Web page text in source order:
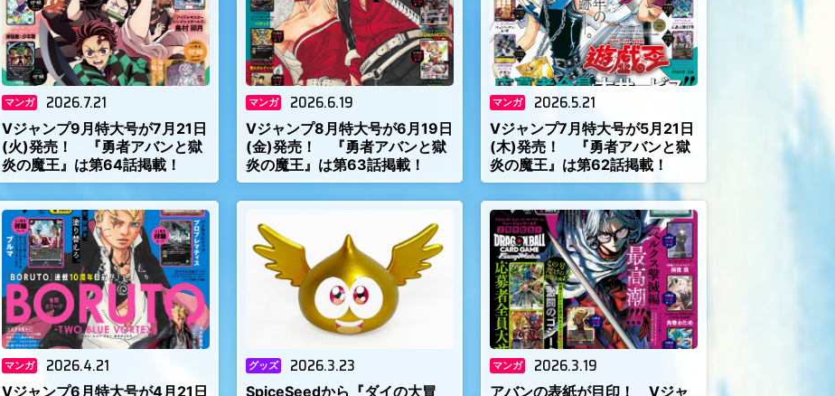
マンガ 2026.7.21
Vジャンプ9月特大号が7月21日
(火)発売！ 『勇者アバンと獄
炎の魔王』は第64話掲載！
マンガ 2026.6.19
Vジャンプ8月特大号が6月19日
(金)発売！ 『勇者アバンと獄
炎の魔王』は第63話掲載！
マンガ 2026.5.21
Vジャンプ7月特大号が5月21日
(木)発売！ 『勇者アバンと獄
炎の魔王』は第62話掲載！
マンガ 2026.4.21
Vジャンプ6月特大号が4月21日
グッズ 2026.3.23
SpiceSeedから『ダイの大冒
マンガ 2026.3.19
アバンの表紙が目印！ Vジャ